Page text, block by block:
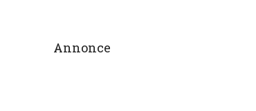
Annonce